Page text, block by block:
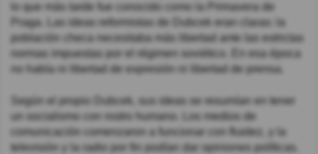
lo que más tarde fue conocido como la Primavera de
Praga. Las ideas reformistas de Dubcek eran claras: la
población checa necesitaba más libertad ante las estrictas
normas impuestas por el régimen soviético. En esa época
no había ni libertad de expresión ni libertad de prensa.
Según el propio Dubcek, sus ideas se resumían en tener
un socialismo con rostro humano. Los medios de
comunicación comenzaron a funcionar con fluidez, y la
televisión y la radio por fin podían dar opiniones políticas.